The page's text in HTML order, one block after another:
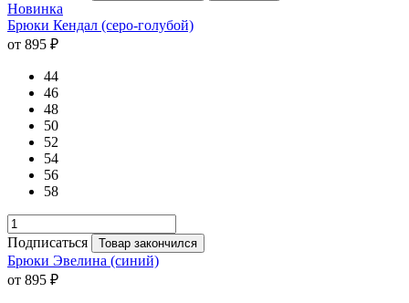
Новинка
Брюки Кендал (серо-голубой)
от 895 ₽
44
46
48
50
52
54
56
58
Подписаться Товар закончился
Брюки Эвелина (синий)
от 895 ₽